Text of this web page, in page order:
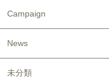
Campaign
News
未分類